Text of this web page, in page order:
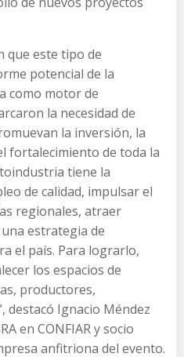
que este tipo de
potencial de la
como motor de
la necesidad de
la inversión, la
fortalecimiento de toda la
tiene la
de calidad, impulsar el
regionales, atraer
estrategia de
el país. Para lograrlo,
los espacios de
productores,
destacó Ignacio Méndez
en CONFIAR y socio
anfitriona del evento.